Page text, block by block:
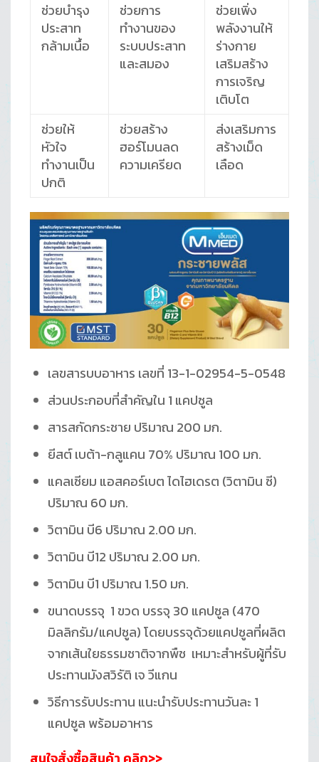
ช่วยบำรุง
ประสาท
กล้ามเนื้อ
ช่วยการ
ทำงานของ
ระบบประสาท
และสมอง
ช่วยเพิ่ง
พลังงานให้
ร่างกาย
เสริมสร้าง
การเจริญ
เติบโต
ช่วยให้
หัวใจ
ทำงานเป็น
ปกติ
ช่วยสร้าง
ฮอร์โมนลด
ความเครียด
ส่งเสริมการ
สร้างเม็ด
เลือด
เลขสารบบอาหาร เลขที่ 13-1-02954-5-0548
ส่วนประกอบที่สำคัญใน 1 แคปซูล
สารสกัดกระชาย ปริมาณ 200 มก.
ยีสต์ เบต้า-กลูแคน 70% ปริมาณ 100 มก.
แคลเซียม แอสคอร์เบต ไดไฮเดรต (วิตามิน ซี)
ปริมาณ 60 มก.
วิตามิน บี6 ปริมาณ 2.00 มก.
วิตามิน บี12 ปริมาณ 2.00 มก.
วิตามิน บี1 ปริมาณ 1.50 มก.
ขนาดบรรจุ 1 ขวด บรรจุ 30 แคปซูล (470
มิลลิกรัม/แคปซูล) โดยบรรจุด้วยแคปซูลที่ผลิต
จากเส้นใยธรรมชาติจากพืช เหมาะสำหรับผู้ที่รับ
ประทานมังสวิรัติ เจ วีแกน
วิธีการรับประทาน แนะนำรับประทานวันละ 1
แคปซูล พร้อมอาหาร
สนใจสั่งซื้อสินค้า คลิก>>